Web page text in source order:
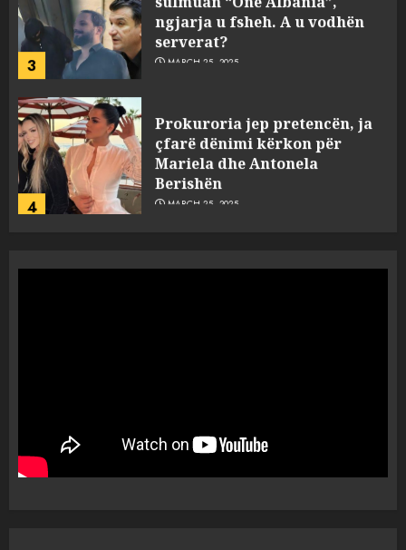
3
ngjarja u fsheh. A u vodhën
serverat?
MARCH 25, 2025
4
Prokuroria jep pretencën, ja
çfarë dënimi kërkon për
Mariela dhe Antonela
Berishën
MARCH 25, 2025
1
“bosen” Joana Nano për
abuzim me fondet publike dhe
pasuri të pajustifikuar